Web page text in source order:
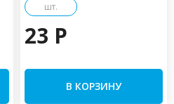
шт.
23 P
В КОРЗИНУ